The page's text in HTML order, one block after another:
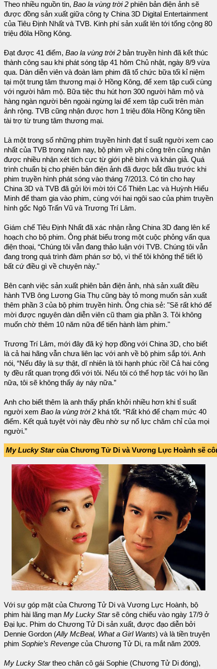
Theo nhiều nguồn tin, Bao la vùng trời 2 phiên bản điện ảnh sẽ
được đồng sản xuất giữa công ty China 3D Digital Entertainment
của Tiêu Định Nhất và TVB. Kinh phí sản xuất lên tới tổng cộng 80
triệu đôla Hồng Kông.
Đạt được 41 điểm, Bao la vùng trời 2 bản truyền hình đã kết thúc
thành công sau khi phát sóng tập 41 hôm Chủ nhật, ngày 8/9 vừa
qua. Dàn diễn viên và đoàn làm phim đã tổ chức bữa tối kỉ niệm
tại một trung tâm thương mại ở Hồng Kông, để xem tập cuối cùng
với người hâm mộ. Bữa tiệc thu hút hơn 300 người hâm mộ và
hàng ngàn người bên ngoài ngừng lại để xem tập cuối trên màn
ảnh rộng. TVB cũng nhận được hơn 1 triệu đôla Hồng Kông tiền
tài trợ từ trung tâm thương mại.
Là một trong số những phim truyền hình đạt tỉ suất người xem cao
nhất của TVB trong năm nay, bộ phim về phi công trên cũng nhận
được nhiều nhận xét tích cực từ giới phê bình và khán giả. Quá
trình chuẩn bị cho phiên bản điện ảnh đã được bắt đầu trước khi
phim truyền hình phát sóng vào tháng 7/2013. Có tin cho hay
China 3D và TVB đã gửi lời mời tới Cổ Thiên Lạc và Huỳnh Hiểu
Minh để tham gia vào phim, cùng với hai ngôi sao của phim truyền
hình gốc Ngô Trấn Vũ và Trương Trí Lâm.
Giám chế Tiêu Định Nhất đã xác nhận rằng China 3D đang lên kế
hoạch cho bộ phim. Ông phát biểu trong một cuộc phỏng vấn qua
điện thoại, “Chúng tôi vẫn đang thảo luận với TVB. Chúng tôi vẫn
đang trong quá trình đàm phán sơ bộ, vì thế tôi không thể tiết lộ
bất cứ điều gì về chuyện này."
Bên cạnh việc sản xuất phiên bản điện ảnh, nhà sản xuất điều
hành TVB ông Lương Gia Thụ cũng bày tỏ mong muốn sản xuất
thêm phần 3 của bộ phim truyền hình. Ông chia sẻ: "Sẽ rất khó để
mời được nguyên dàn diễn viên cũ tham gia phần 3. Tôi không
muốn chờ thêm 10 năm nữa để tiến hành làm phim."
Trương Trí Lâm, mới đây đã ký hợp đồng với China 3D, cho biết
là cả hai hãng vẫn chưa liên lạc với anh về bộ phim sắp tới. Anh
nói, “Nếu đây là sự thật, dĩ nhiên là tôi hạnh phúc rồi! Cả hai công
ty đều rất quan trọng đối với tôi. Nếu tôi có thể hợp tác với họ lần
nữa, tôi sẽ không thấy áy náy nữa.”
Anh cho biết thêm là anh thấy phấn khởi nhiều hơn khi tỉ suất
người xem Bao la vùng trời 2 khá tốt. “Rất khó để chạm mức 40
điểm. Kết quả tuyệt vời này đều nhờ sự nổ lực chăm chỉ của mọi
người.”
My Lucky Starcủa Chương Tử Di và Vương Lực Hoành sẽ
Với sự góp mặt của Chương Tử Di và Vương Lực Hoành, bộ
phim hài lãng mạn My Lucky Starsẽ công chiếu vào ngày 17/9 ở
Đại lục. Phim do Chương Tử Di sản xuất, được đạo diễn bởi
Dennie Gordon (Ally McBeal, What a Girl Wants) và là tiền truyện
phim Sophie’s Revenge của Chương Tử Di, ra mắt năm 2009.
My Lucky Startheo chân cô gái Sophie (Chương Tử Di đóng),